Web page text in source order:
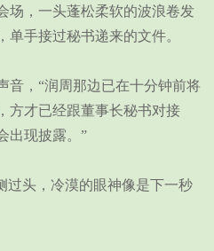
场，一头蓬松柔软的波浪卷发
手接过秘书递来的文件。
，“润周那边已在十分钟前将
方才已经跟董事长秘书对接
出现披露。”
头，冷漠的眼神像是下一秒